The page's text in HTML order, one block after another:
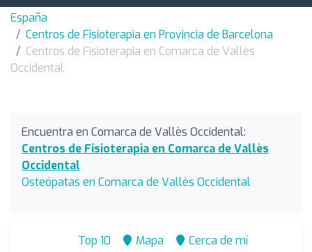
España
Centros de Fisioterapia en Provincia de Barcelona
Centros de Fisioterapia en Comarca de Vallès
Occidental
Encuentra en Comarca de Vallès Occidental:
Centros de Fisioterapia en Comarca de Vallès
Occidental
Osteópatas en Comarca de Vallès Occidental
Top 10 Mapa
Cerca de mí